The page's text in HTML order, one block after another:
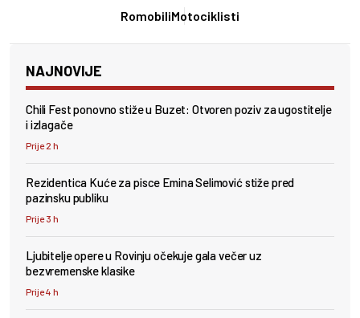
RomobiliMotociklisti
NAJNOVIJE
Chili Fest ponovno stiže u Buzet: Otvoren poziv za ugostitelje
i izlagače
Prije 2 h
Rezidentica Kuće za pisce Emina Selimović stiže pred
pazinsku publiku
Prije 3 h
Ljubitelje opere u Rovinju očekuje gala večer uz
bezvremenske klasike
Prije 4 h